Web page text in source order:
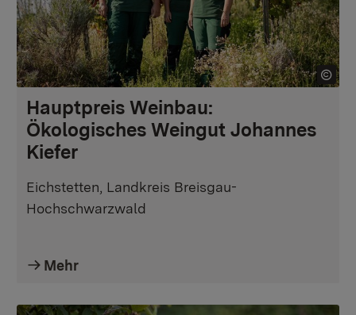
Hauptpreis Weinbau:
Ökologisches Weingut Johannes
Kiefer
Eichstetten, Landkreis Breisgau-
Hochschwarzwald
Mehr